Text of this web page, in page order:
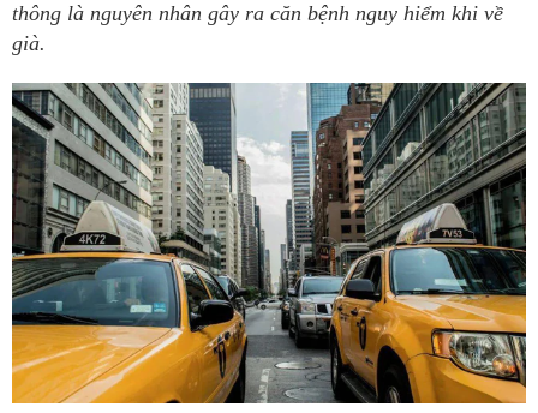
thông là nguyên nhân gây ra căn bệnh nguy hiểm khi về
già.